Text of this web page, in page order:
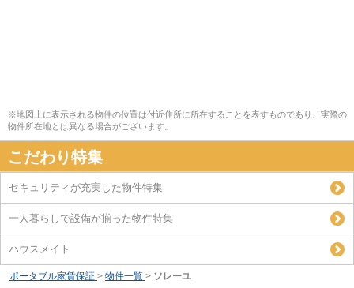
※地図上に表示される物件の位置は付近住所に所在することを表すものであり、実際の
物件所在地とは異なる場合がございます。
こだわり特集
セキュリティが充実した物件特集
一人暮らしで設備が揃った物件特集
ハウスメイト
ポータブル家賃保証 > 物件一覧 > ソレーユ